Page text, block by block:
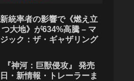
新統率者の影響で《燃え立
つ大地》が634%高騰 – マ
ジック：ザ・ギャザリング
『神河：巨獣侵攻』 発売
日・新情報・トレーラーま